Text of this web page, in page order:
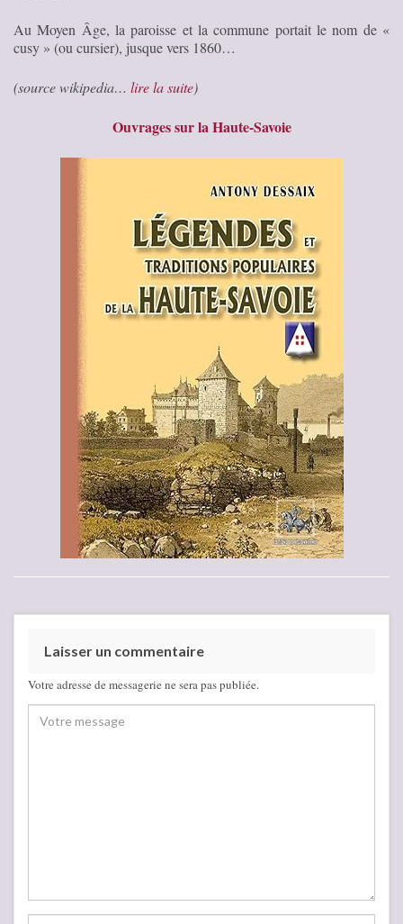
Au Moyen Âge, la paroisse et la commune portait le nom de «
cusy » (ou cursier), jusque vers 1860…
(source wikipedia… lire la suite)
Ouvrages sur la Haute-Savoie
Laisser un commentaire
Votre adresse de messagerie ne sera pas publiée.